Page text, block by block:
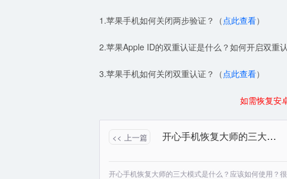
1.苹果手机如何关闭两步验证？（点此查看）
2.苹果Apple ID的双重认证是什么？如何开启双重
3.苹果手机如何关闭双重认证？（点此查看）
如需恢复安
<< 上一篇 开心手机恢复大师的三大模式应该如何使用？
开心手机恢复大师的三大模式是什么？应该如何使用？很